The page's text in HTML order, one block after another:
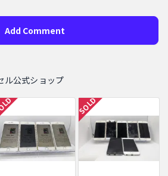
Add Comment
公式ショップ
SOLD